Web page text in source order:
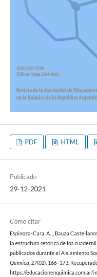
PDF HTML
Publicado
29-12-2021
Cómo citar
Espinoza-Cara, A. ., Bauza
la estructura retórica de los
publicados durante el Aislamiento
Química 27(02), 166–173.
https://